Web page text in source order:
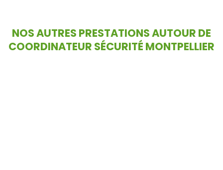
NOS AUTRES PRESTATIONS AUTOUR DE
COORDINATEUR SÉCURITÉ MONTPELLIER